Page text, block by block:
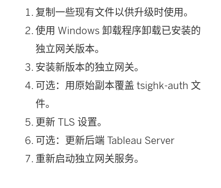
复制一些现有文件以供升级时使用。
使用 Windows 卸载程序卸载已安装的
独立网关版本。
安装新版本的独立网关。
可选：用原始副本覆盖 tsighk-auth 文
件。
更新 TLS 设置。
可选：更新后端 Tableau Server
重新启动独立网关服务。